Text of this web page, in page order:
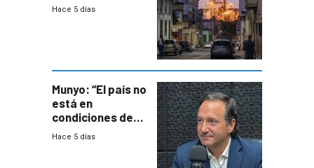
mil viviendas en
Hace 5 días
Munyo: “El país no
está en
condiciones de
enfrentar una
Hace 5 días